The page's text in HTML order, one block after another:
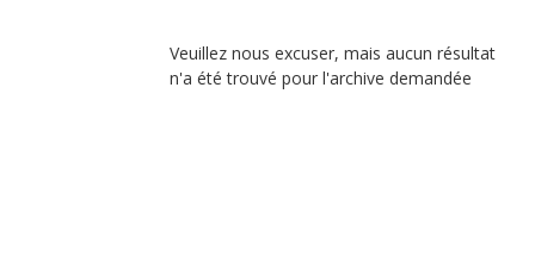
Veuillez nous excuser, mais aucun résultat
n'a été trouvé pour l'archive demandée